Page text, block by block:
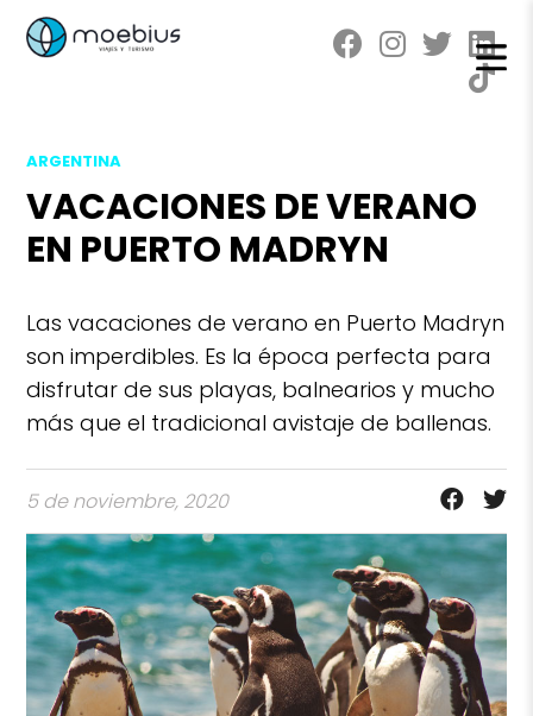
ARGENTINA
VACACIONES DE VERANO
EN PUERTO MADRYN
Las vacaciones de verano en Puerto Madryn
son imperdibles. Es la época perfecta para
disfrutar de sus playas, balnearios y mucho
más que el tradicional avistaje de ballenas.
5 de noviembre, 2020